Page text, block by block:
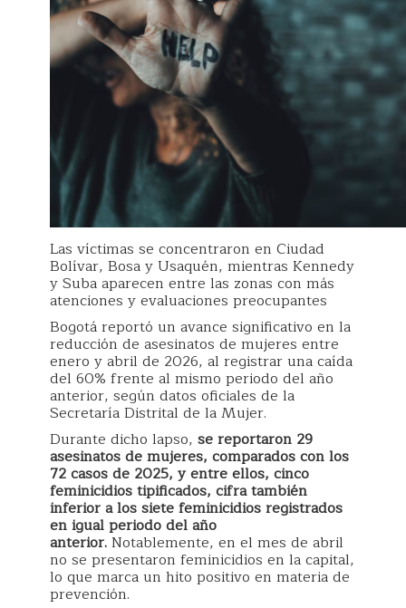
Las víctimas se concentraron en Ciudad
Bolívar, Bosa y Usaquén, mientras Kennedy
y Suba aparecen entre las zonas con más
atenciones y evaluaciones preocupantes
Bogotá reportó un avance significativo en la
reducción de asesinatos de mujeres entre
enero y abril de 2026, al registrar una caída
del 60% frente al mismo periodo del año
anterior, según datos oficiales de la
Secretaría Distrital de la Mujer.
Durante dicho lapso, se reportaron 29
asesinatos de mujeres, comparados con los
72 casos de 2025, y entre ellos, cinco
feminicidios tipificados, cifra también
inferior a los siete feminicidios registrados
en igual periodo del año
anterior.Notablemente, en el mes de abril
no se presentaron feminicidios en la capital,
lo que marca un hito positivo en materia de
prevención.